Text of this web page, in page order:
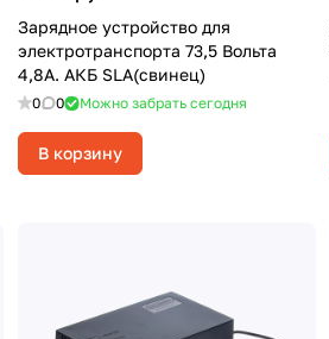
Зарядное устройство для
электротранспорта 73,5 Вольта
4,8A. АКБ SLA(свинец)
0 0 Можно забрать сегодня
В корзину